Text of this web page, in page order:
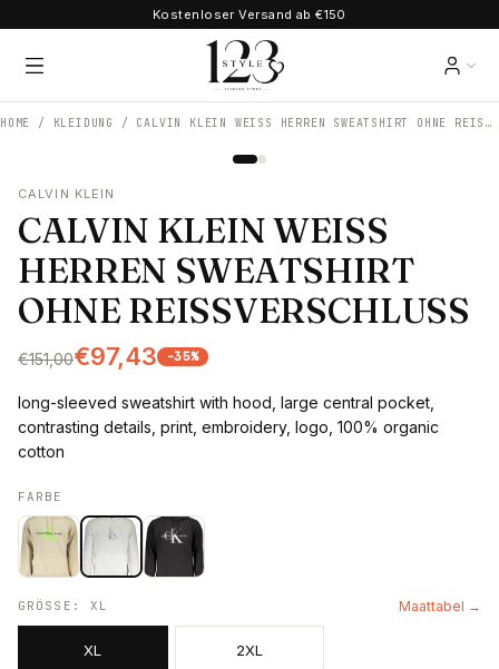
Kostenloser Versand ab €150
HOME / KLEIDUNG / CALVIN KLEIN WEISS HERREN SWEATSHIRT OHNE REISSVERSCHLUSS
CALVIN KLEIN
CALVIN KLEIN WEISS
HERREN SWEATSHIRT
OHNE REISSVERSCHLUSS
€151,00€97,43 -35%
long-sleeved sweatshirt with hood, large central pocket,
contrasting details, print, embroidery, logo, 100% organic
cotton
FARBE
GRÖSSE : XL Maattabel →
XL 2XL